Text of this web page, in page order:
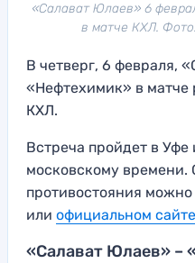
«Салават Юлаев» 6
в матче КХЛ.
В четверг, 6 февраля,
«Нефтехимик» в матче
КХЛ.
Встреча пройдет в Уфе
московскому времени.
противостояния можно
или официальном
«Салават Юлаев» –